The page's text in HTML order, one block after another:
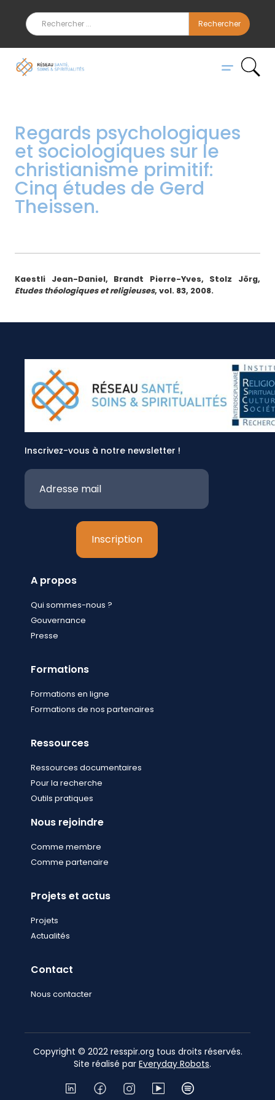
Regards psychologiques
et sociologiques sur le
christianisme primitif:
Cinq études de Gerd
Theissen.
Kaestli Jean-Daniel, Brandt Pierre-Yves, Stolz Jörg,
Etudes théologiques et religieuses, vol. 83, 2008.
Inscrivez-vous à notre newsletter !
A propos
Qui sommes-nous ?
Gouvernance
Presse
Formations
Formations en ligne
Formations de nos partenaires
Ressources
Ressources documentaires
Pour la recherche
Outils pratiques
Nous rejoindre
Comme membre
Comme partenaire
Projets et actus
Projets
Actualités
Contact
Nous contacter
Copyright © 2022 resspir.org tous droits réservés.
Site réalisé par Everyday Robots.